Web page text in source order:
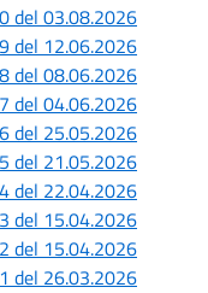
del 03.08.2026
del 12.06.2026
del 08.06.2026
del 04.06.2026
del 25.05.2026
del 21.05.2026
del 22.04.2026
del 15.04.2026
del 15.04.2026
del 26.03.2026